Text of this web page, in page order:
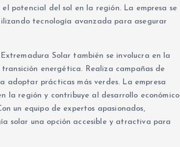
potencial del sol en la región. La empresa se
tecnología avanzada para asegurar
Solar también se involucra en la
energética. Realiza campañas de
adoptar prácticas más verdes. La empresa
la región y contribuye al desarrollo económico
un equipo de expertos apasionados,
solar una opción accesible y atractiva para